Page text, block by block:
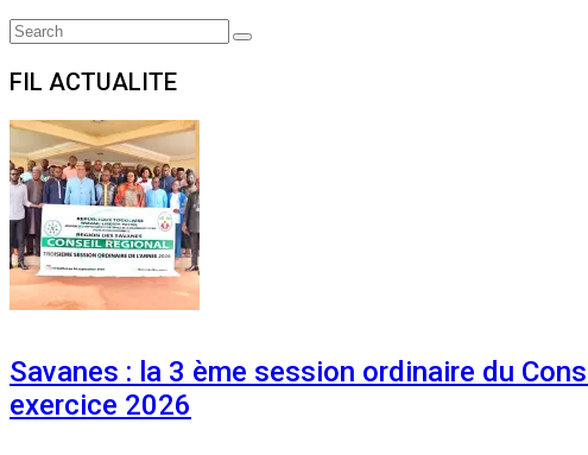
Search
Search
FIL ACTUALITE
Savanes : la 3 ème session ordinaire du
exercice 2026